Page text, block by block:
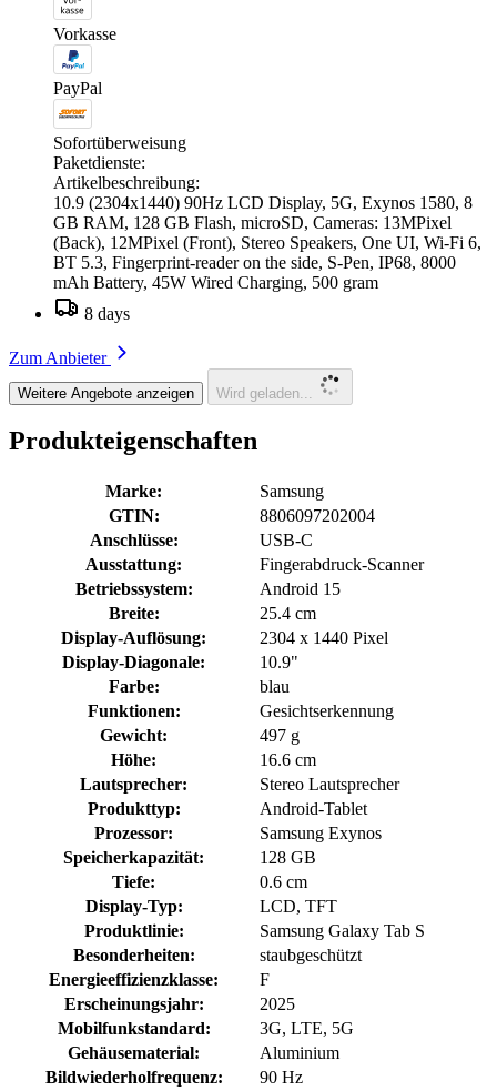
Vorkasse
PayPal
Sofortüberweisung
Paketdienste:
Artikelbeschreibung:
10.9 (2304x1440) 90Hz LCD Display, 5G, Exynos 1580, 8
GB RAM, 128 GB Flash, microSD, Cameras: 13MPixel
(Back), 12MPixel (Front), Stereo Speakers, One UI, Wi-Fi 6,
BT 5.3, Fingerprint-reader on the side, S-Pen, IP68, 8000
mAh Battery, 45W Wired Charging, 500 gram
8 days
Zum Anbieter
Weitere Angebote anzeigen Wird geladen...
Produkteigenschaften
Marke:
Samsung
GTIN:
8806097202004
Anschlüsse:
USB-C
Ausstattung:
Fingerabdruck-Scanner
Betriebssystem:
Android 15
Breite:
25.4 cm
Display-Auflösung:
2304 x 1440 Pixel
Display-Diagonale:
10.9"
Farbe:
blau
Funktionen:
Gesichtserkennung
Gewicht:
497 g
Höhe:
16.6 cm
Lautsprecher:
Stereo Lautsprecher
Produkttyp:
Android-Tablet
Prozessor:
Samsung Exynos
Speicherkapazität:
128 GB
Tiefe:
0.6 cm
Display-Typ:
LCD, TFT
Produktlinie:
Samsung Galaxy Tab S
Besonderheiten:
staubgeschützt
Energieeffizienzklasse:
F
Erscheinungsjahr:
2025
Mobilfunkstandard:
3G, LTE, 5G
Gehäusematerial:
Aluminium
Bildwiederholfrequenz:
90 Hz